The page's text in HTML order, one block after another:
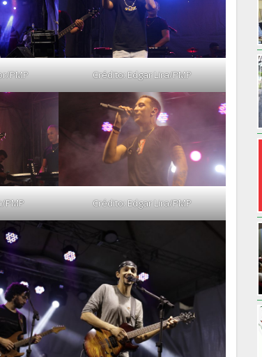
PMP Crédito: Edgar Lira/PMP
PMP Crédito: Edgar Lira/PMP